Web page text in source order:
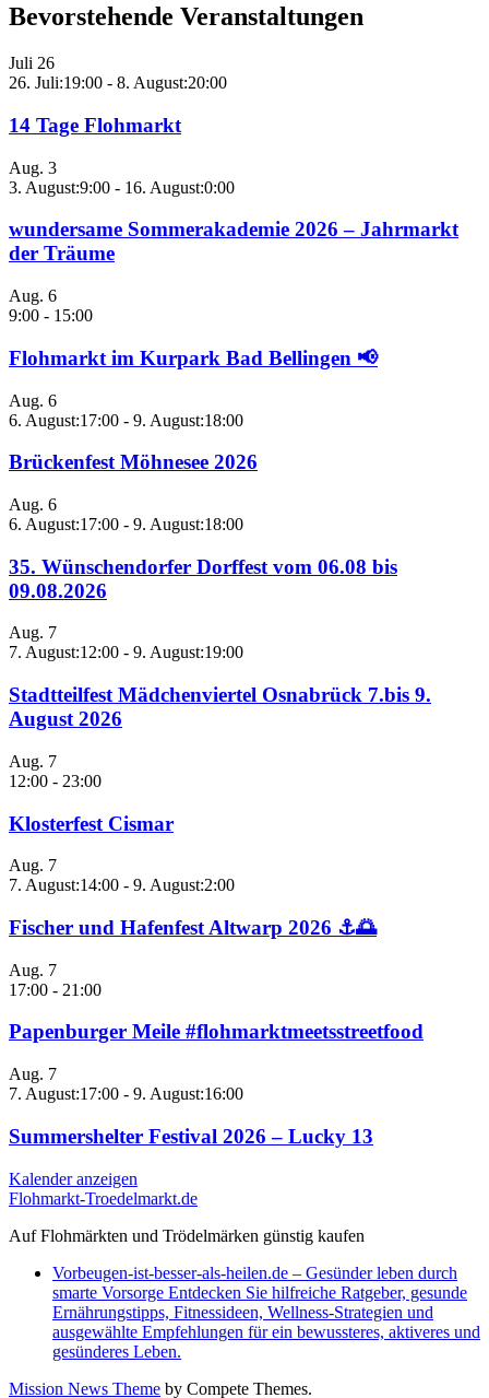
Bevorstehende Veranstaltungen
Juli 26
26. Juli:19:00 - 8. August:20:00
14 Tage Flohmarkt
Aug. 3
3. August:9:00 - 16. August:0:00
wundersame Sommerakademie 2026 – Jahrmarkt
der Träume
Aug. 6
9:00 - 15:00
Flohmarkt im Kurpark Bad Bellingen 📢
Aug. 6
6. August:17:00 - 9. August:18:00
Brückenfest Möhnesee 2026
Aug. 6
6. August:17:00 - 9. August:18:00
35. Wünschendorfer Dorffest vom 06.08 bis
09.08.2026
Aug. 7
7. August:12:00 - 9. August:19:00
Stadtteilfest Mädchenviertel Osnabrück 7.bis 9.
August 2026
Aug. 7
12:00 - 23:00
Klosterfest Cismar
Aug. 7
7. August:14:00 - 9. August:2:00
Fischer und Hafenfest Altwarp 2026 ⚓🌅
Aug. 7
17:00 - 21:00
Papenburger Meile #flohmarktmeetsstreetfood
Aug. 7
7. August:17:00 - 9. August:16:00
Summershelter Festival 2026 – Lucky 13
Kalender anzeigen
Flohmarkt-Troedelmarkt.de
Auf Flohmärkten und Trödelmärken günstig kaufen
Vorbeugen-ist-besser-als-heilen.de – Gesünder leben durch
smarte Vorsorge Entdecken Sie hilfreiche Ratgeber, gesunde
Ernährungstipps, Fitnessideen, Wellness-Strategien und
ausgewählte Empfehlungen für ein bewussteres, aktiveres und
gesünderes Leben.
Mission News Theme by Compete Themes.